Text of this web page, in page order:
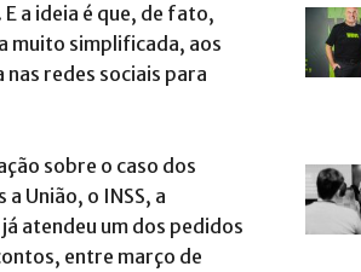
a ideia é que, de fato,
muito simplificada, aos
redes sociais para
sobre o caso dos
União, o INSS, a
atendeu um dos pedidos
entre março de